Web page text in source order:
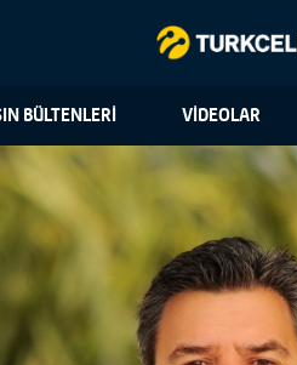
BÜLTENLERİ VİDEOLAR